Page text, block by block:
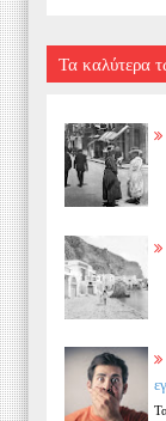
Τα καλύτερα